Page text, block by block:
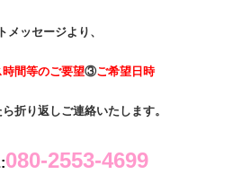
メッセージより、
間等のご要望③ご希望日時
折り返しご連絡いたします。
080-2553-4699